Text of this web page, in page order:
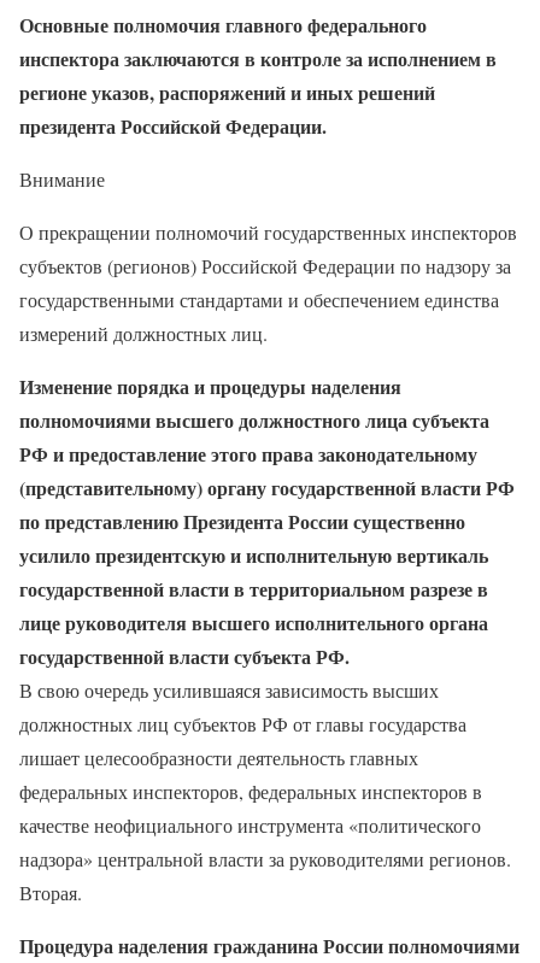
Основные полномочия главного федерального
инспектора заключаются в контроле за исполнением в
регионе указов, распоряжений и иных решений
президента Российской Федерации.
Внимание
О прекращении полномочий государственных инспекторов
субъектов (регионов) Российской Федерации по надзору за
государственными стандартами и обеспечением единства
измерений должностных лиц.
Изменение порядка и процедуры наделения
полномочиями высшего должностного лица субъекта
РФ и предоставление этого права законодательному
(представительному) органу государственной власти РФ
по представлению Президента России существенно
усилило президентскую и исполнительную вертикаль
государственной власти в территориальном разрезе в
лице руководителя высшего исполнительного органа
государственной власти субъекта РФ.
В свою очередь усилившаяся зависимость высших
должностных лиц субъектов РФ от главы государства
лишает целесообразности деятельность главных
федеральных инспекторов, федеральных инспекторов в
качестве неофициального инструмента «политического
надзора» центральной власти за руководителями регионов.
Вторая.
Процедура наделения гражданина России полномочиями